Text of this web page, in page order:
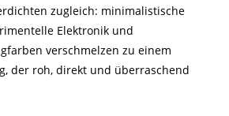
zugleich: minimalistische
Elektronik und
verschmelzen zu einem
der roh, direkt und überraschend